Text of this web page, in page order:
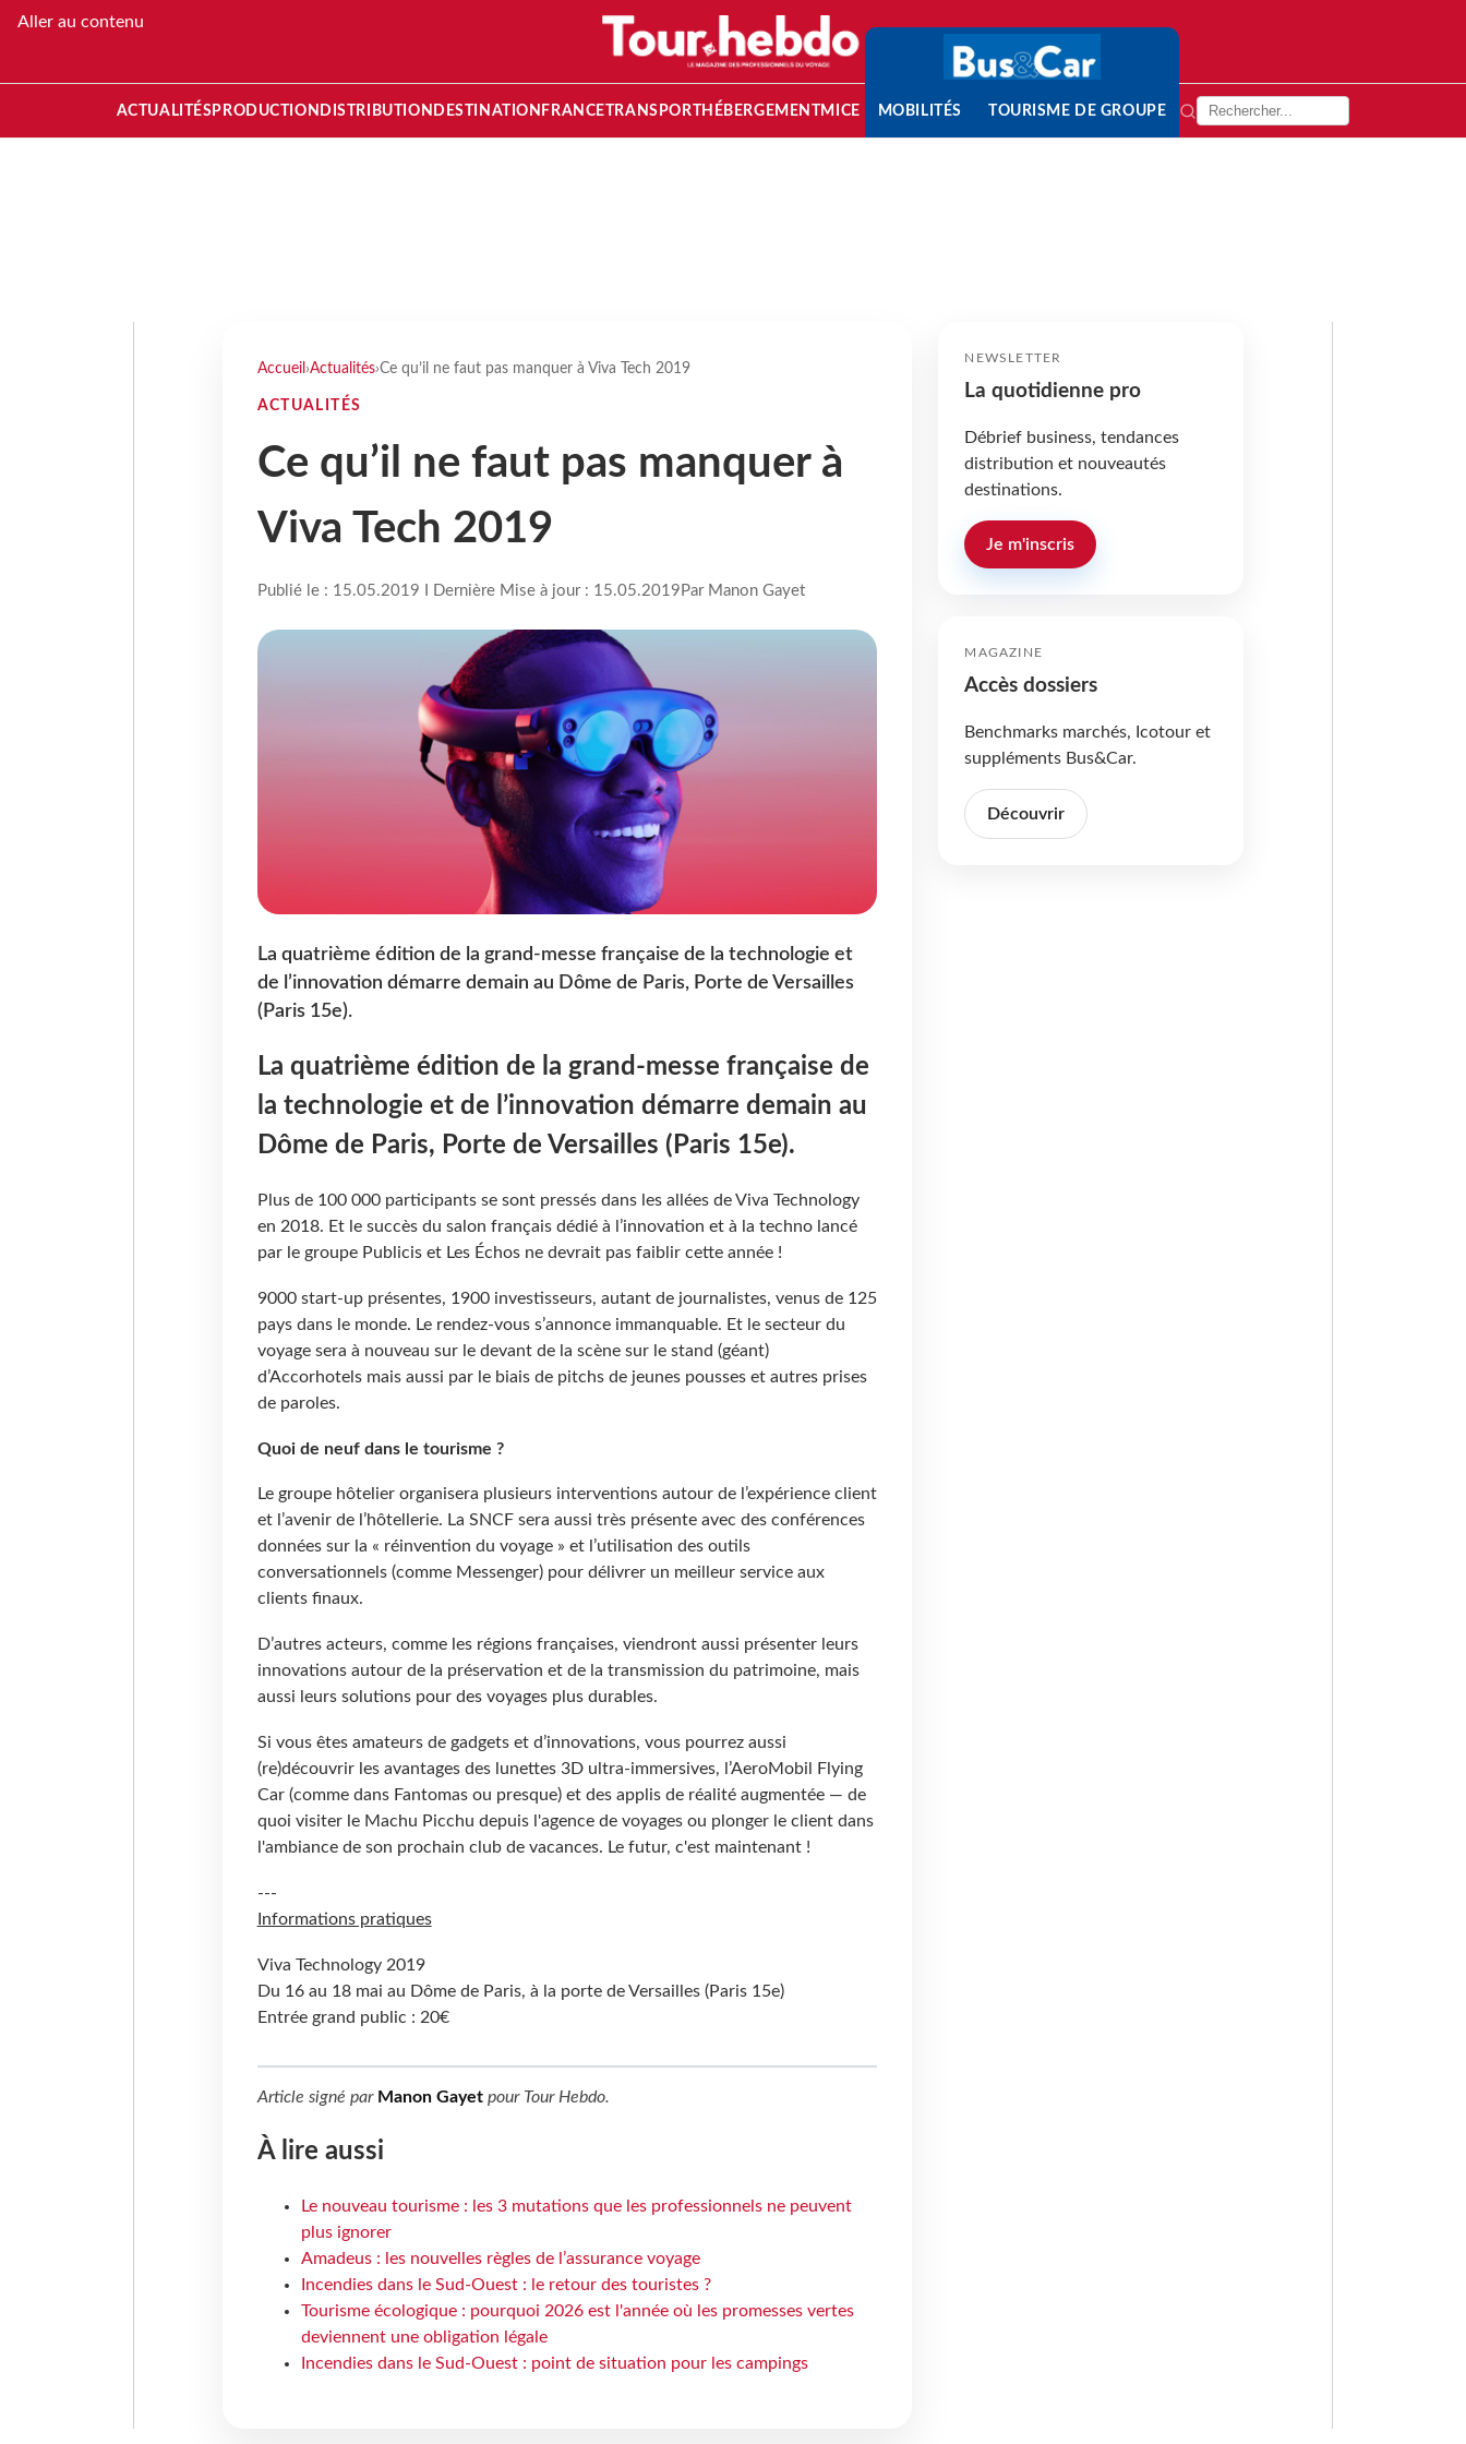
Aller au contenu
ACTUALITÉS PRODUCTION DISTRIBUTION DESTINATION FRANCETRANSPORT HÉBERGEMENTMICE MOBILITÉS TOURISME DE GROUPE
Accueil ›Actualités›Ce qu’il ne faut pas manquer à Viva Tech 2019
ACTUALITÉS
Ce qu’il ne faut pas manquer à
Viva Tech 2019
Publié le : 15.05.2019 I Dernière Mise à jour : 15.05.2019 Par Manon Gayet
La quatrième édition de la grand-messe française de la technologie et
de l’innovation démarre demain au Dôme de Paris, Porte de Versailles
(Paris 15e).
La quatrième édition de la grand-messe française de
la technologie et de l’innovation démarre demain au
Dôme de Paris, Porte de Versailles (Paris 15e).
Plus de 100 000 participants se sont pressés dans les allées de Viva Technology
en 2018. Et le succès du salon français dédié à l’innovation et à la techno lancé
par le groupe Publicis et Les Échos ne devrait pas faiblir cette année !
9000 start-up présentes, 1900 investisseurs, autant de journalistes, venus de 125
pays dans le monde. Le rendez-vous s’annonce immanquable. Et le secteur du
voyage sera à nouveau sur le devant de la scène sur le stand (géant)
d’Accorhotels mais aussi par le biais de pitchs de jeunes pousses et autres prises
de paroles.
Quoi de neuf dans le tourisme ?
Le groupe hôtelier organisera plusieurs interventions autour de l’expérience client
et l’avenir de l’hôtellerie. La SNCF sera aussi très présente avec des conférences
données sur la « réinvention du voyage » et l’utilisation des outils
conversationnels (comme Messenger) pour délivrer un meilleur service aux
clients finaux.
D’autres acteurs, comme les régions françaises, viendront aussi présenter leurs
innovations autour de la préservation et de la transmission du patrimoine, mais
aussi leurs solutions pour des voyages plus durables.
Si vous êtes amateurs de gadgets et d’innovations, vous pourrez aussi
(re)découvrir les avantages des lunettes 3D ultra-immersives, l’AeroMobil Flying
Car (comme dans Fantomas ou presque) et des applis de réalité augmentée — de
quoi visiter le Machu Picchu depuis l'agence de voyages ou plonger le client dans
l'ambiance de son prochain club de vacances. Le futur, c'est maintenant !
---
Informations pratiques
Viva Technology 2019
Du 16 au 18 mai au Dôme de Paris, à la porte de Versailles (Paris 15e)
Entrée grand public : 20€
Article signé par Manon Gayetpour Tour Hebdo.
À lire aussi
Le nouveau tourisme : les 3 mutations que les professionnels ne peuvent
plus ignorer
Amadeus : les nouvelles règles de l’assurance voyage
Incendies dans le Sud-Ouest : le retour des touristes ?
Tourisme écologique : pourquoi 2026 est l'année où les promesses vertes
deviennent une obligation légale
Incendies dans le Sud-Ouest : point de situation pour les campings
NEWSLETTER
La quotidienne pro
Débrief business, tendances
distribution et nouveautés
destinations.
Je m'inscris
MAGAZINE
Accès dossiers
Benchmarks marchés, Icotour et
suppléments Bus&Car.
Découvrir